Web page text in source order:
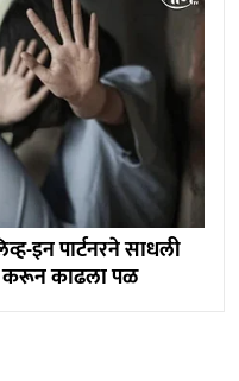
इन पार्टनरने साधली
करून काढला पळ